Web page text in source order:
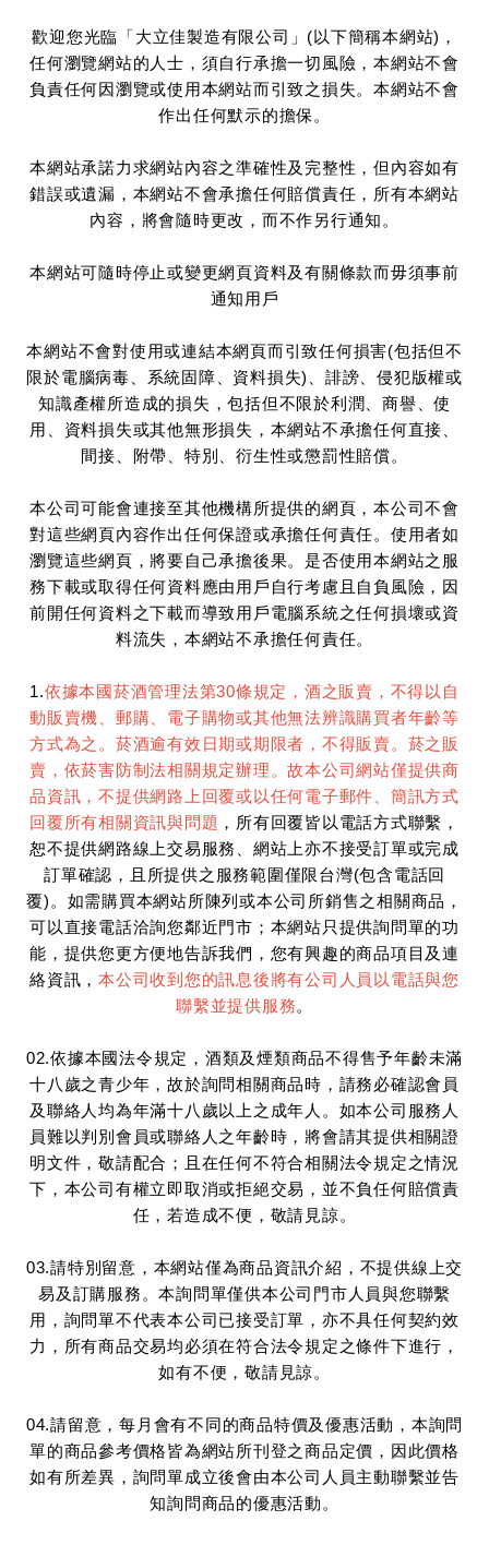
歡迎您光臨「大立佳製造有限公司」(以下簡稱本網站)，
任何瀏覽網站的人士，須自行承擔一切風險，本網站不會
負責任何因瀏覽或使用本網站而引致之損失。本網站不會
作出任何默示的擔保。
本網站承諾力求網站內容之準確性及完整性，但內容如有
錯誤或遺漏，本網站不會承擔任何賠償責任，所有本網站
內容，將會隨時更改，而不作另行通知。
本網站可隨時停止或變更網頁資料及有關條款而毋須事前
通知用戶
本網站不會對使用或連結本網頁而引致任何損害(包括但不
限於電腦病毒、系統固障、資料損失)、誹謗、侵犯版權或
知識產權所造成的損失，包括但不限於利潤、商譽、使
用、資料損失或其他無形損失，本網站不承擔任何直接、
間接、附帶、特別、衍生性或懲罰性賠償。
本公司可能會連接至其他機構所提供的網頁，本公司不會
對這些網頁內容作出任何保證或承擔任何責任。使用者如
瀏覽這些網頁，將要自己承擔後果。是否使用本網站之服
務下載或取得任何資料應由用戶自行考慮且自負風險，因
前開任何資料之下載而導致用戶電腦系統之任何損壞或資
料流失，本網站不承擔任何責任。
1.依據本國菸酒管理法第30條規定，酒之販賣，不得以自
動販賣機、郵購、電子購物或其他無法辨識購買者年齡等
方式為之。菸酒逾有效日期或期限者，不得販賣。菸之販
賣，依菸害防制法相關規定辦理。故本公司網站僅提供商
品資訊，不提供網路上回覆或以任何電子郵件、簡訊方式
回覆所有相關資訊與問題 ，所有回覆皆以電話方式聯繫，
恕不提供網路線上交易服務、網站上亦不接受訂單或完成
訂單確認，且所提供之服務範圍僅限台灣(包含電話回
覆)。如需購買本網站所陳列或本公司所銷售之相關商品，
可以直接電話洽詢您鄰近門市；本網站只提供詢問單的功
能，提供您更方便地告訴我們，您有興趣的商品項目及連
絡資訊，本公司收到您的訊息後將有公司人員以電話與您
聯繫並提供服務。
02.依據本國法令規定，酒類及煙類商品不得售予年齡未滿
十八歲之青少年，故於詢問相關商品時，請務必確認會員
及聯絡人均為年滿十八歲以上之成年人。如本公司服務人
員難以判別會員或聯絡人之年齡時，將會請其提供相關證
明文件，敬請配合；且在任何不符合相關法令規定之情況
下，本公司有權立即取消或拒絕交易，並不負任何賠償責
任，若造成不便，敬請見諒。
03.請特別留意，本網站僅為商品資訊介紹，不提供線上交
易及訂購服務。本詢問單僅供本公司門市人員與您聯繫
用，詢問單不代表本公司已接受訂單，亦不具任何契約效
力，所有商品交易均必須在符合法令規定之條件下進行，
如有不便，敬請見諒。
04.請留意，每月會有不同的商品特價及優惠活動，本詢問
單的商品參考價格皆為網站所刊登之商品定價，因此價格
如有所差異，詢問單成立後會由本公司人員主動聯繫並告
知詢問商品的優惠活動。